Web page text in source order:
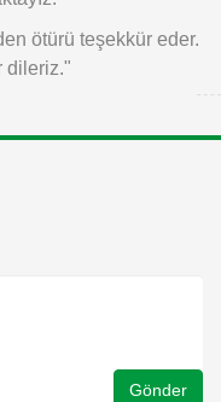
ötürü teşekkür eder.
dileriz."
Gönder